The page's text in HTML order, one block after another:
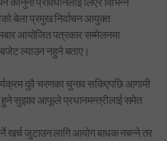
बेला प्रमुख निर्वाचन आयुक्त
आयोजित पत्रकार सम्मेलनमा
ल्याउन नहुने बताए।
दुवै चरणका चुनाव सकिएपछि आगामी
हुने सुझाव आफूले प्रधानमन्त्रीलाई समेत
खर्च जुटाउन लागि आयोग बाधक नबन्ने तर